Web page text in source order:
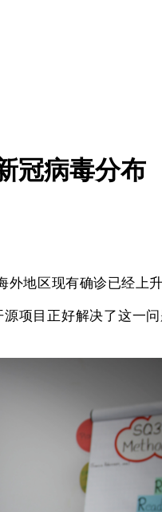
冠病毒分布
地区现有确诊已经上
目正好解决了这一